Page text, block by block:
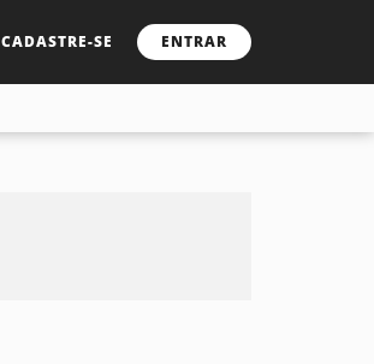
CADASTRE-SE ENTRAR